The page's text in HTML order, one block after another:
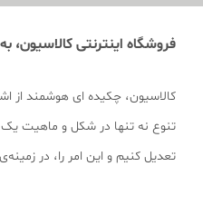
فروشگاه اینترنتی
کالاسیون، چکیده ای هوشمند
تنوع نه تنها در شکل و ماهیت یک
تعدیل کنیم و این امر را، در